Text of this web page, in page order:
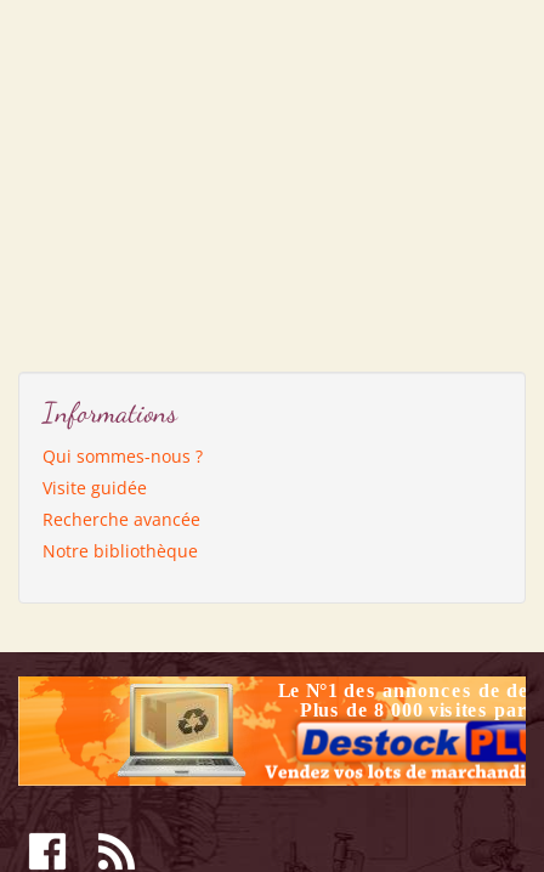
Informations
Qui sommes-nous ?
Visite guidée
Recherche avancée
Notre bibliothèque